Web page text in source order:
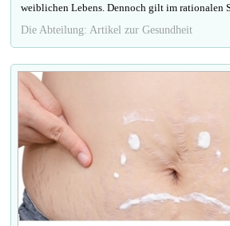
weiblichen Lebens. Dennoch gilt im rationalen
Die Abteilung: Artikel zur Gesundheit